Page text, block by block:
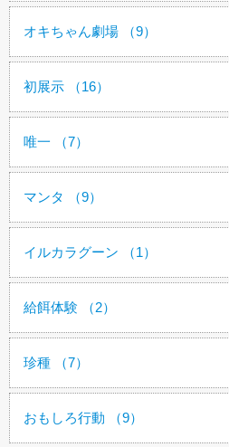
オキちゃん劇場 （9）
初展示 （16）
唯一 （7）
マンタ （9）
イルカラグーン （1）
給餌体験 （2）
珍種 （7）
おもしろ行動 （9）